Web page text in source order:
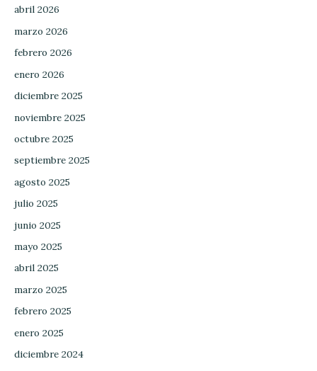
abril 2026
marzo 2026
febrero 2026
enero 2026
diciembre 2025
noviembre 2025
octubre 2025
septiembre 2025
agosto 2025
julio 2025
junio 2025
mayo 2025
abril 2025
marzo 2025
febrero 2025
enero 2025
diciembre 2024